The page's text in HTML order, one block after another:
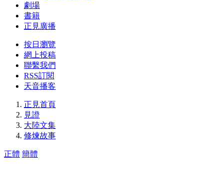
劇場
書籍
正見廣播
按日瀏覽
網上投稿
聯繫我們
RSS訂閱
天音播客
正見首頁
見證
大陸文集
修煉故事
正體 簡體